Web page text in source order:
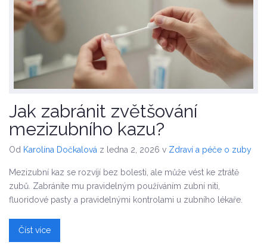
Jak zabránit zvětšování
mezizubního kazu?
Od Karolína Dočkalová z ledna 2, 2026 v Zdraví a péče o zuby
Mezizubní kaz se rozvíjí bez bolesti, ale může vést ke ztrátě
zubů. Zabráníte mu pravidelným používáním zubní niti,
fluoridové pasty a pravidelnými kontrolami u zubního lékaře.
Číst více